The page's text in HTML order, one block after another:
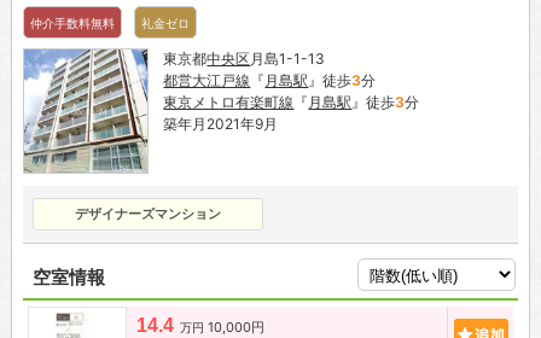
仲介手数料無料 礼金ゼロ
東京都中央区月島1-1-13
都営大江戸線 『 月島駅 』徒歩3分
東京メトロ有楽町線 『 月島駅 』徒歩3分
築年月2021年9月
デザイナーズマンション
空室情報
14.4 万円 10,000円